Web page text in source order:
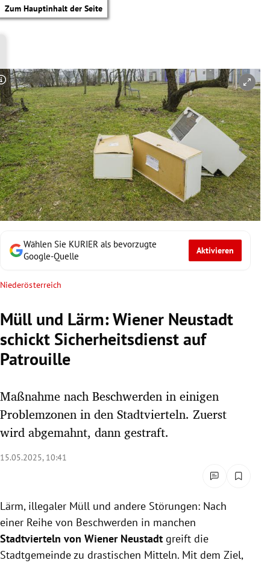
Zum Hauptinhalt der Seite
Untermenü
Untermenü
Untermenü
Untermenü
Untermenü
Untermenü
Untermenü
Untermenü
Wählen Sie KURIER als bevorzugte
Google-Quelle
Aktivieren
Niederösterreich
Müll und Lärm: Wiener Neustadt
schickt Sicherheitsdienst auf
Patrouille
Maßnahme nach Beschwerden in einigen
Problemzonen in den Stadtvierteln. Zuerst
wird abgemahnt, dann gestraft.
15.05.2025, 10:41
Copyright-Hinweis öffnen/schließen
Lärm, illegaler Müll und andere Störungen: Nach
einer Reihe von Beschwerden in manchen
Stadtvierteln von Wiener Neustadt greift die
Stadtgemeinde zu drastischen Mitteln. Mit dem Ziel,